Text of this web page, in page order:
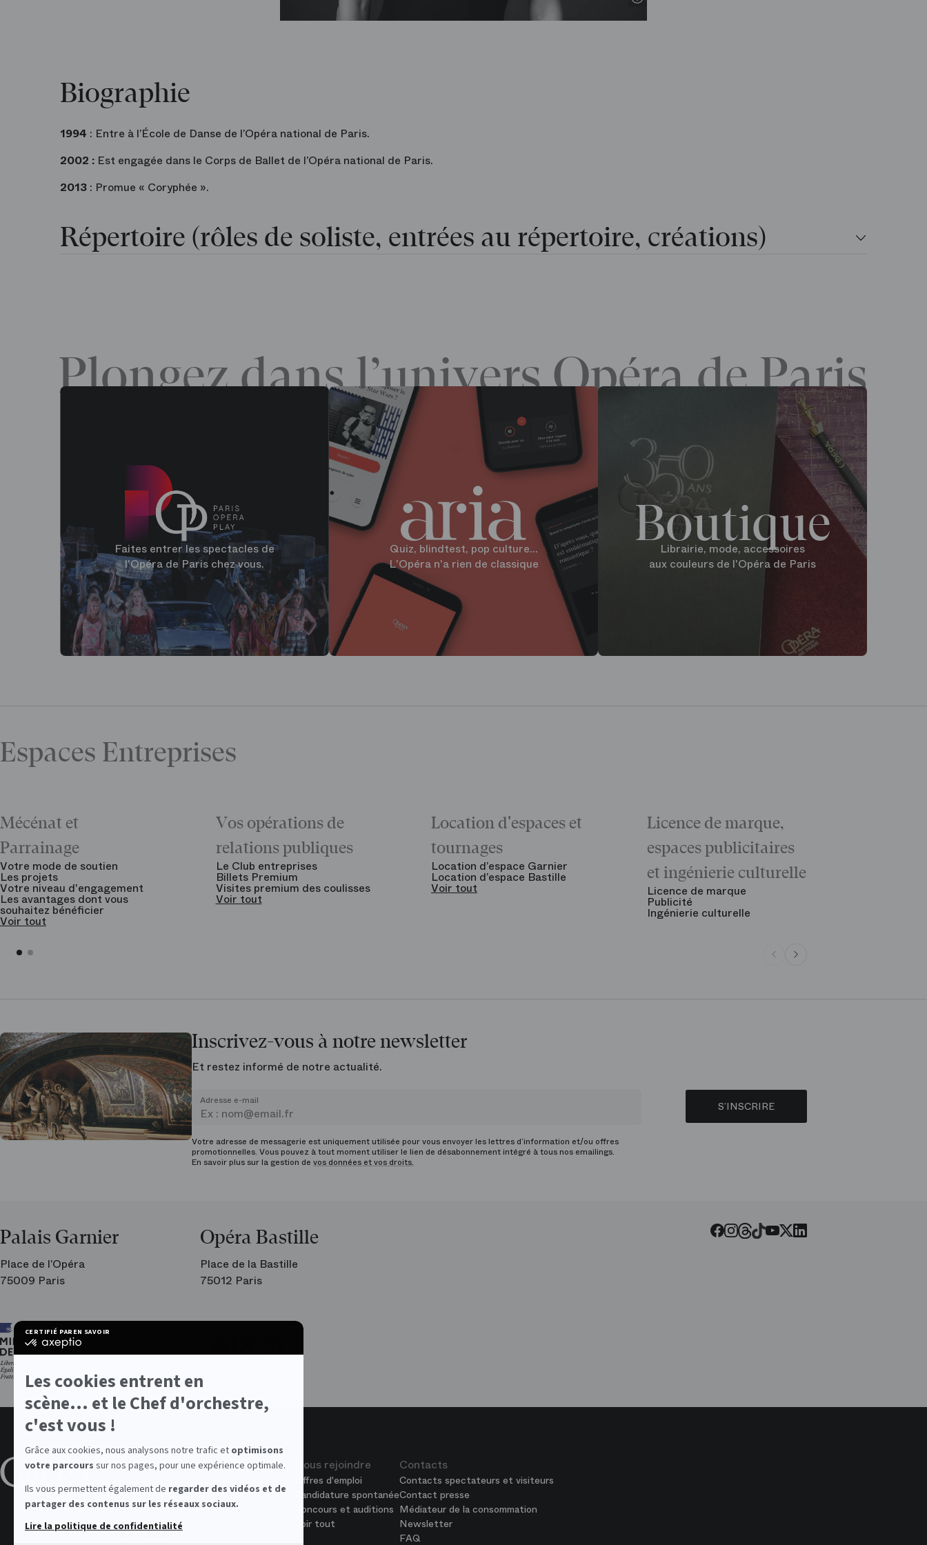
CERTIFIÉ PAR EN SAVOIR PLUS SUR
certifié
En
plus
Axeptio
Les cookies entrent en
scène... et le Chef d'orchestre,
c'est vous !
Grâce aux cookies, nous analysons notre trafic et optimisons
votre parcours sur nos pages, pour une expérience optimale.
Ils vous permettent également de regarder des vidéos et de
partager des contenus sur les réseaux sociaux.
Lire la politique de confidentialité
Biographie
1994 : Entre à l’École de Danse de l’Opéra national de Paris.
2002 : Est engagée dans le Corps de Ballet de l’Opéra national de Paris.
2013 : Promue « Coryphée ».
Répertoire (rôles de soliste, entrées au répertoire, créations)
Plongez dans l’univers Opéra de Paris
Faites entrer les spectacles de
l'Opéra de Paris chez vous.
Quiz, blindtest, pop culture...
L'Opéra n'a rien de classique
Boutique
Librairie, mode, accessoires
aux couleurs de l'Opéra de Paris
Espaces Entreprises
Mécénat et
Parrainage
Votre mode de soutien
Les projets
Votre niveau d'engagement
Les avantages dont vous
souhaitez bénéficier
Voir tout
Vos opérations de
relations publiques
Le Club entreprises
Billets Premium
Visites premium des coulisses
Voir tout
Location d'espaces et
tournages
Location d’espace Garnier
Location d’espace Bastille
Voir tout
Licence de marque,
espaces publicitaires
et ingénierie culturelle
Licence de marque
Publicité
Ingénierie culturelle
Inscrivez-vous à notre newsletter
Et restez informé de notre actualité.
Adresse e-mail
Votre adresse de messagerie est uniquement utilisée pour vous envoyer les lettres d’information et/ou offres
promotionnelles. Vous pouvez à tout moment utiliser le lien de désabonnement intégré à tous nos emailings.
En savoir plus sur la gestion de vos données et vos droits.
S’INSCRIRE
Palais Garnier
Place de l’Opéra
75009 Paris
Opéra Bastille
Place de la Bastille
75012 Paris
Arop
de
Facebook
Instagram
Threads
Tiktok
Youtube
Twitter
LinkedIn
À propos de l'Opéra
Rapports annuels
Marchés publics
Memopera
Valeurs
Accessibilité
CGV
Nous rejoindre
Offres d'emploi
Candidature spontanée
Concours et auditions
Voir tout
Contacts
Contacts spectateurs et visiteurs
Contact presse
Médiateur de la consommation
Newsletter
FAQ